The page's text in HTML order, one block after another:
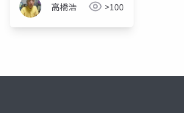
高橋浩 >100